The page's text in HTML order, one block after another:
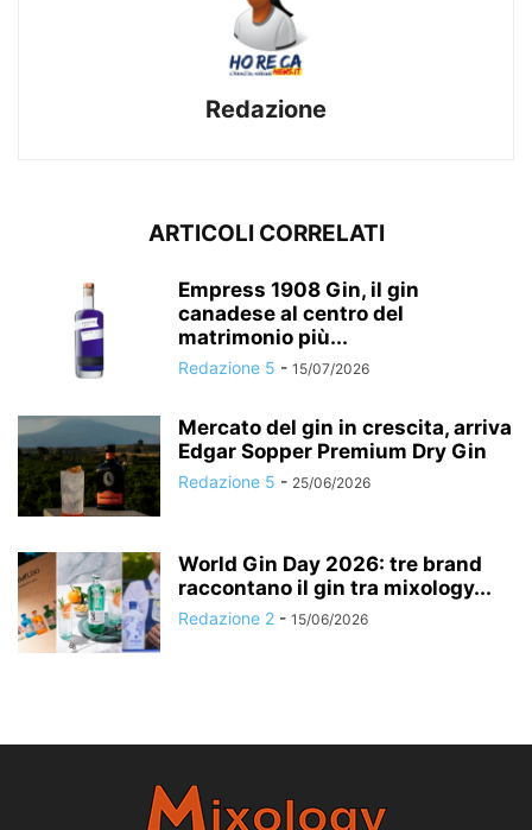
Redazione
ARTICOLI CORRELATI
Empress 1908 Gin, il gin
canadese al centro del
matrimonio più...
Redazione 5 - 15/07/2026
Mercato del gin in crescita, arriva
Edgar Sopper Premium Dry Gin
Redazione 5 - 25/06/2026
World Gin Day 2026: tre brand
raccontano il gin tra mixology...
Redazione 2 - 15/06/2026